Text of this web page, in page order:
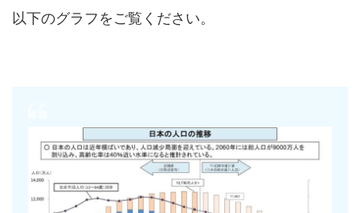
以下のグラフをご覧ください。